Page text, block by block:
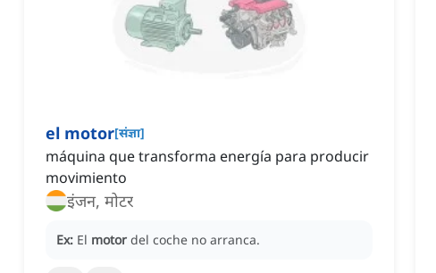
el motor[संज्ञा]
máquina que transforma energía para producir
movimiento
इंजन, मोटर
Ex: El motor del coche no arranca.